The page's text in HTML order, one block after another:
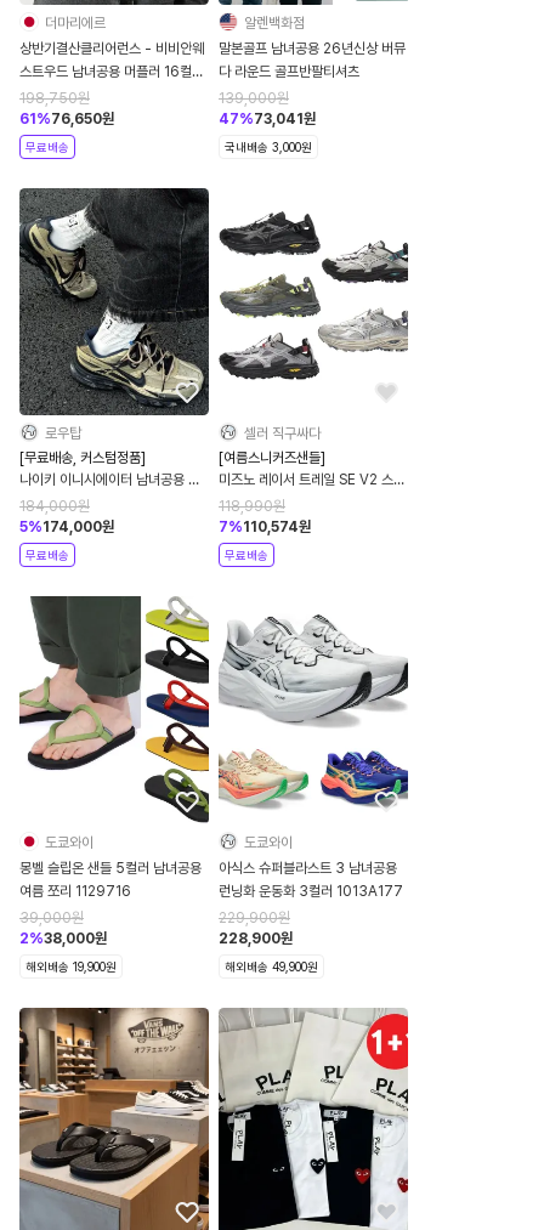
더마리에르
상반기결산클리어런스 - 비비안웨
스트우드 남녀공용 머플러 16컬러
81030007 W00Q7
198,750원
61 %76,650원
무료배송
알렌백화점
말본골프 남녀공용 26년신상 버뮤
다 라운드 골프반팔티셔츠
139,000원
47%73,041 원
국내배송 3,000원
로우탑
[무료배송, 커스텀정품]
나이키 이니시에이터 남녀공용 커
스텀 정품 제품
184,000원
5%174,000원
무료배송
셀러 직구싸다
[여름스니커즈샌들]
미즈노 레이서 트레일 SE V2 스니
커즈 샌들 공용 5컬러
D1GH261201 D1GH2613
D1GH261204 D1GH261205
118,990원
7%110,574원
무료배송
도쿄와이
몽벨 슬립온 샌들 5컬러 남녀공용
여름 쪼리 1129716
39,000원
2%38,000원
해외배송 19,900원
도쿄와이
아식스 슈퍼블라스트 3 남녀공용
런닝화 운동화 3컬러 1013A177
229,900원
228,900원
해외배송 49,900원